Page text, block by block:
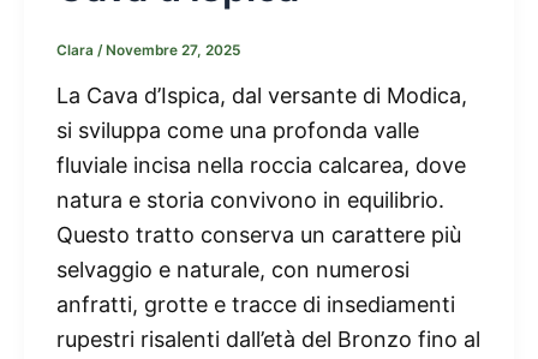
Clara /Novembre 27, 2025
La Cava d’Ispica, dal versante di Modica,
si sviluppa come una profonda valle
fluviale incisa nella roccia calcarea, dove
natura e storia convivono in equilibrio.
Questo tratto conserva un carattere più
selvaggio e naturale, con numerosi
anfratti, grotte e tracce di insediamenti
rupestri risalenti dall’età del Bronzo fino al